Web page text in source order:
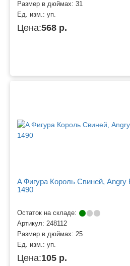
Размер в дюймах: 31
Ед. изм.: уп.
Цена:568 р.
A Фигура Король Свиней, Angry
1490
Остаток на складе:
Артикул: 248112
Размер в дюймах: 25
Ед. изм.: уп.
Цена:105 р.